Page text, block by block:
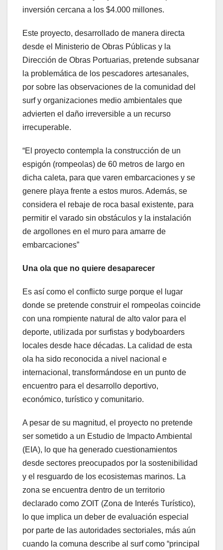
inversión cercana a los $4.000 millones.
Este proyecto, desarrollado de manera directa
desde el Ministerio de Obras Públicas y la
Dirección de Obras Portuarias, pretende subsanar
la problemática de los pescadores artesanales,
por sobre las observaciones de la comunidad del
surf y organizaciones medio ambientales que
advierten el daño irreversible a un recurso
irrecuperable.
“El proyecto contempla la construcción de un
espigón (rompeolas) de 60 metros de largo en
dicha caleta, para que varen embarcaciones y se
genere playa frente a estos muros. Además, se
considera el rebaje de roca basal existente, para
permitir el varado sin obstáculos y la instalación
de argollones en el muro para amarre de
embarcaciones”
Una ola que no quiere desaparecer
Es así como el conflicto surge porque el lugar
donde se pretende construir el rompeolas coincide
con una rompiente natural de alto valor para el
deporte, utilizada por surfistas y bodyboarders
locales desde hace décadas. La calidad de esta
ola ha sido reconocida a nivel nacional e
internacional, transformándose en un punto de
encuentro para el desarrollo deportivo,
económico, turístico y comunitario.
A pesar de su magnitud, el proyecto no pretende
ser sometido a un Estudio de Impacto Ambiental
(EIA), lo que ha generado cuestionamientos
desde sectores preocupados por la sostenibilidad
y el resguardo de los ecosistemas marinos. La
zona se encuentra dentro de un territorio
declarado como ZOIT (Zona de Interés Turístico),
lo que implica un deber de evaluación especial
por parte de las autoridades sectoriales, más aún
cuando la comuna describe al surf como “principal